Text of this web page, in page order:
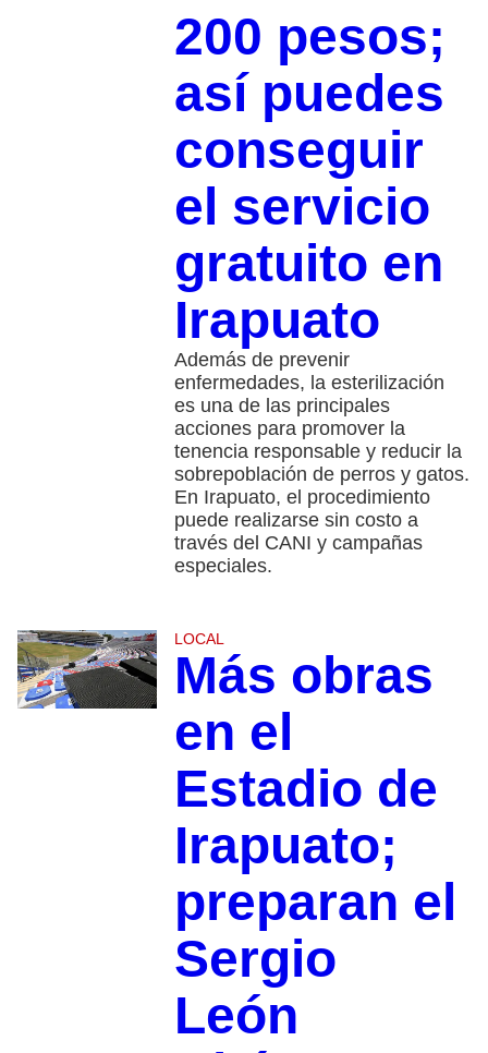
200 pesos;
así puedes
conseguir
el servicio
gratuito en
Irapuato
Además de prevenir
enfermedades, la esterilización
es una de las principales
acciones para promover la
tenencia responsable y reducir la
sobrepoblación de perros y gatos.
En Irapuato, el procedimiento
puede realizarse sin costo a
través del CANI y campañas
especiales.
LOCAL
Más obras
en el
Estadio de
Irapuato;
preparan el
Sergio
León